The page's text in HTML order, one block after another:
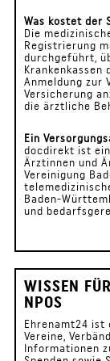
Was kostet der
Die
Registrierung
durchgeführt,
Krankenkassen
Anmeldung zur
Versicherung
die ärztliche
Ein
docdirekt ist
Ärztinnen und
Vereinigung
Baden-
und
WISSEN
NPOS
Ehrenamt24 ist
Vereine,
Informationen